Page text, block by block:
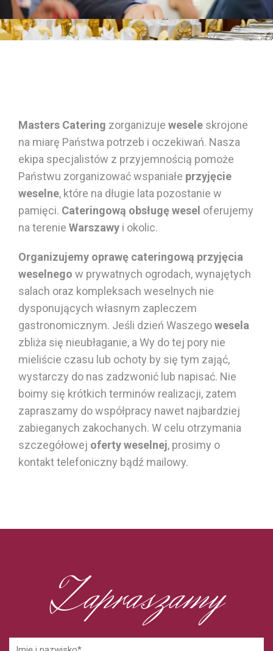
Masters Catering zorganizuje wesele skrojone
na miarę Państwa potrzeb i oczekiwań. Nasza
ekipa specjalistów z przyjemnością pomoże
Państwu zorganizować wspaniałe przyjęcie
weselne, które na długie lata pozostanie w
pamięci. Cateringową obsługę wesel oferujemy
na terenie Warszawy i okolic.
Organizujemy oprawę cateringową przyjęcia
weselnego w prywatnych ogrodach, wynajętych
salach oraz kompleksach weselnych nie
dysponujących własnym zapleczem
gastronomicznym. Jeśli dzień Waszegowesela
zbliża się nieubłaganie, a Wy do tej pory nie
mieliście czasu lub ochoty by się tym zająć,
wystarczy do nas zadzwonić lub napisać. Nie
boimy się krótkich terminów realizacji, zatem
zapraszamy do współpracy nawet najbardziej
zabieganych zakochanych. W celu otrzymania
szczegółowej oferty weselnej, prosimy o
kontakt telefoniczny bądź mailowy.
Zapraszamy